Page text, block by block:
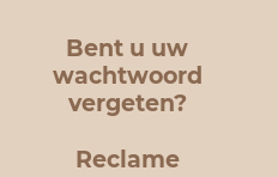
Bent u uw
wachtwoord
vergeten?
Reclame